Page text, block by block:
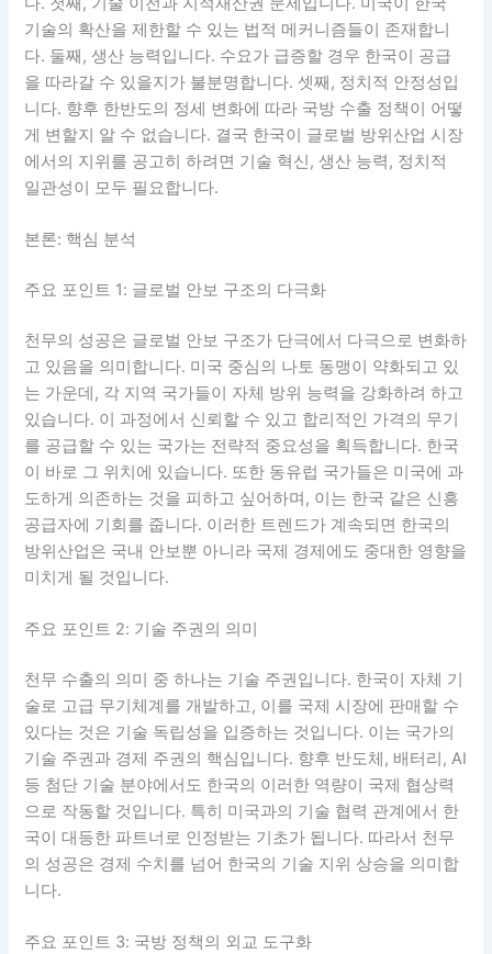
기술의 확산을 제한할 수 있는 법적 메커니즘들이 존재합니
다. 둘째, 생산 능력입니다. 수요가 급증할 경우 한국이 공급
을 따라갈 수 있을지가 불분명합니다. 셋째, 정치적 안정성입
니다. 향후 한반도의 정세 변화에 따라 국방 수출 정책이 어떻
게 변할지 알 수 없습니다. 결국 한국이 글로벌 방위산업 시장
에서의 지위를 공고히 하려면 기술 혁신, 생산 능력, 정치적
일관성이 모두 필요합니다.
본론: 핵심 분석
주요 포인트 1: 글로벌 안보 구조의 다극화
천무의 성공은 글로벌 안보 구조가 단극에서 다극으로 변화하
고 있음을 의미합니다. 미국 중심의 나토 동맹이 약화되고 있
는 가운데, 각 지역 국가들이 자체 방위 능력을 강화하려 하고
있습니다. 이 과정에서 신뢰할 수 있고 합리적인 가격의 무기
를 공급할 수 있는 국가는 전략적 중요성을 획득합니다. 한국
이 바로 그 위치에 있습니다. 또한 동유럽 국가들은 미국에 과
도하게 의존하는 것을 피하고 싶어하며, 이는 한국 같은 신흥
공급자에 기회를 줍니다. 이러한 트렌드가 계속되면 한국의
방위산업은 국내 안보뿐 아니라 국제 경제에도 중대한 영향을
미치게 될 것입니다.
주요 포인트 2: 기술 주권의 의미
천무 수출의 의미 중 하나는 기술 주권입니다. 한국이 자체 기
술로 고급 무기체계를 개발하고, 이를 국제 시장에 판매할 수
있다는 것은 기술 독립성을 입증하는 것입니다. 이는 국가의
기술 주권과 경제 주권의 핵심입니다. 향후 반도체, 배터리, AI
등 첨단 기술 분야에서도 한국의 이러한 역량이 국제 협상력
으로 작동할 것입니다. 특히 미국과의 기술 협력 관계에서 한
국이 대등한 파트너로 인정받는 기초가 됩니다. 따라서 천무
의 성공은 경제 수치를 넘어 한국의 기술 지위 상승을 의미합
니다.
주요 포인트 3: 국방 정책의 외교 도구화